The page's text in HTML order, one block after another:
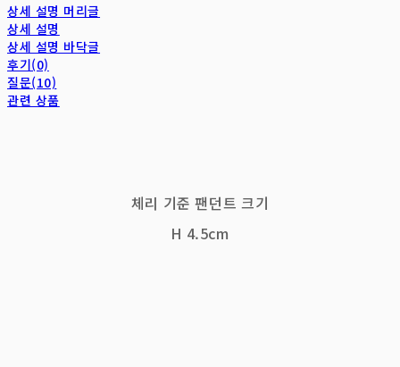
상세 설명 머리글
상세 설명
상세 설명 바닥글
후기(0)
질문(10)
관련 상품
체리 기준 팬던트 크기
H 4.5cm